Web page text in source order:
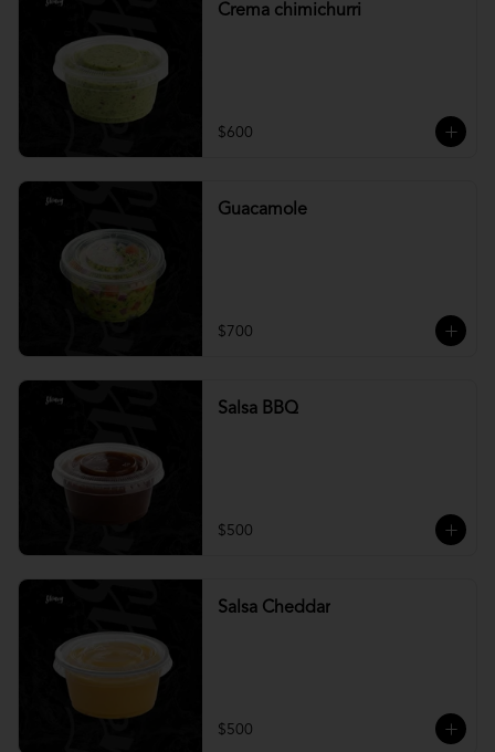
Crema chimichurri
$600
Guacamole
$700
Salsa BBQ
$500
Salsa Cheddar
$500